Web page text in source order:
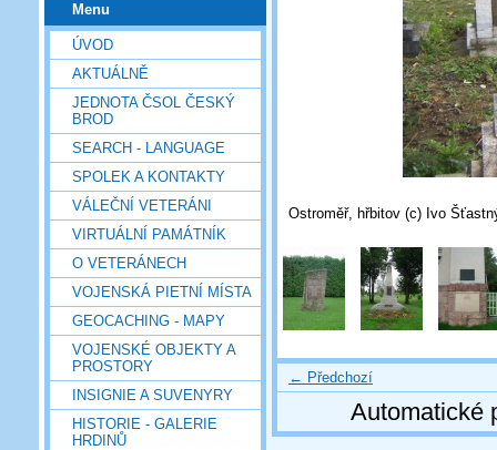
Menu
ÚVOD
AKTUÁLNĚ
JEDNOTA ČSOL ČESKÝ
BROD
SEARCH - LANGUAGE
SPOLEK A KONTAKTY
VÁLEČNÍ VETERÁNI
VIRTUÁLNÍ PAMÁTNÍK
O VETERÁNECH
VOJENSKÁ PIETNÍ MÍSTA
GEOCACHING - MAPY
VOJENSKÉ OBJEKTY A
PROSTORY
INSIGNIE A SUVENYRY
HISTORIE - GALERIE
HRDINŮ
Ostroměř, hřbitov (c) Ivo
← Předchozí
Automatické